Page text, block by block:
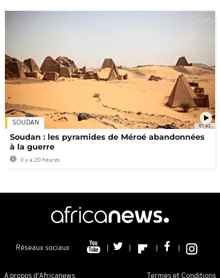
01:47
SOUDAN
Soudan : les pyramides de Méroé abandonnées
à la guerre
Il y a 20 heures
Réseaux sociaux
A propos d'Africanews Termes et Conditions